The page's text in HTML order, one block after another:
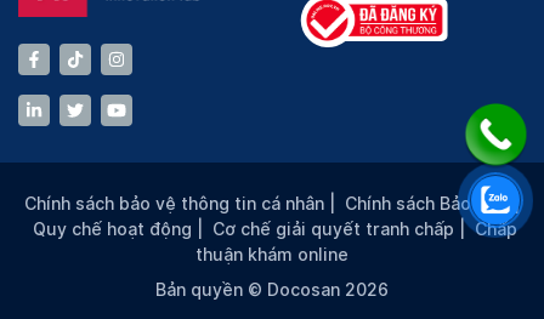
Chính sách bảo vệ thông tin cá nhân Chính sách Bảo mật |
Quy chế hoạt động
Cơ chế giải quyết tranh chấp |Chấp
thuận khám online
Bản quyền © Docosan 2026